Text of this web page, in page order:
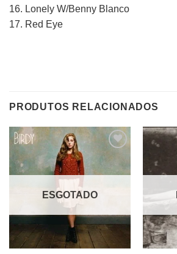
16. Lonely W/Benny Blanco
17. Red Eye
PRODUTOS RELACIONADOS
a lista de
desejos
ESGOTADO